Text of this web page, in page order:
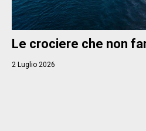
Le crociere che non
2 Luglio 2026